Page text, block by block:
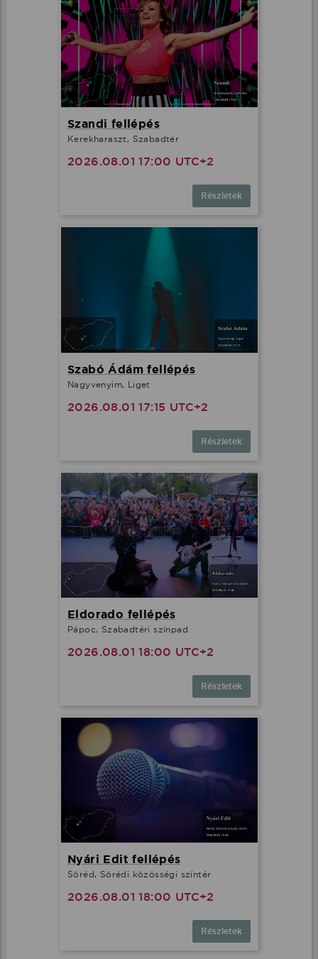
Szandi fellépés
Kerekharaszt, Szabadtér
2026.08.01 17:00 UTC+2
Részletek
Szabó Ádám fellépés
Nagyvenyim, Liget
2026.08.01 17:15 UTC+2
Részletek
Eldorado fellépés
Pápoc, Szabadtéri színpad
2026.08.01 18:00 UTC+2
Részletek
Nyári Edit fellépés
Söréd, Sörédi közösségi színtér
2026.08.01 18:00 UTC+2
Részletek